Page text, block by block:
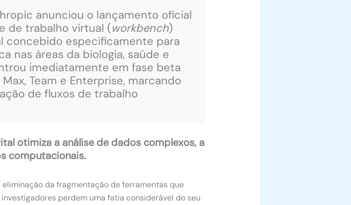
anunciou o lançamento oficial
de trabalho virtual (workbench)
concebido especificamente para
nas áreas da biologia, saúde e
imediatamente em fase beta
Team e Enterprise, marcando
de fluxos de trabalho
otimiza a análise de dados complexos, a
computacionais.
da fragmentação de ferramentas que
perdem uma fatia considerável do seu